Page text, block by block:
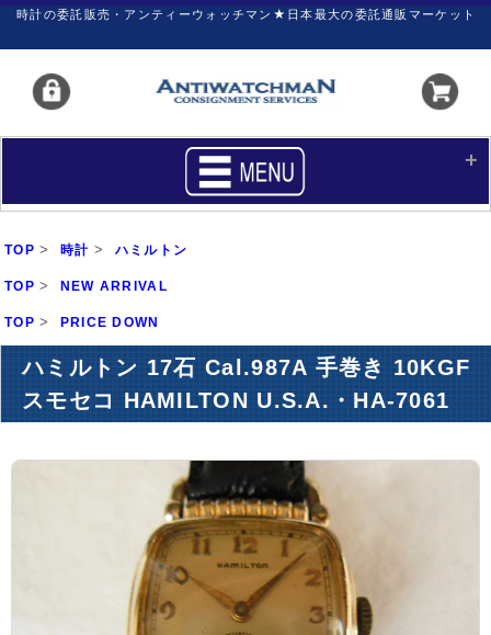
時計の委託販売・アンティーウォッチマン★日本最大の委託通販マーケット
買いたい
サポート
新着リスト 価格ダウン
価格の交渉 時計の修理
カレンダープライス ファイナルボックス
ブログ・特集記事
TOP > 時計 > ハミルトン
TOP > NEW ARRIVAL
TOP > PRICE DOWN
ハミルトン 17石 Cal.987A 手巻き 10KGF
スモセコ HAMILTON U.S.A.・HA-7061